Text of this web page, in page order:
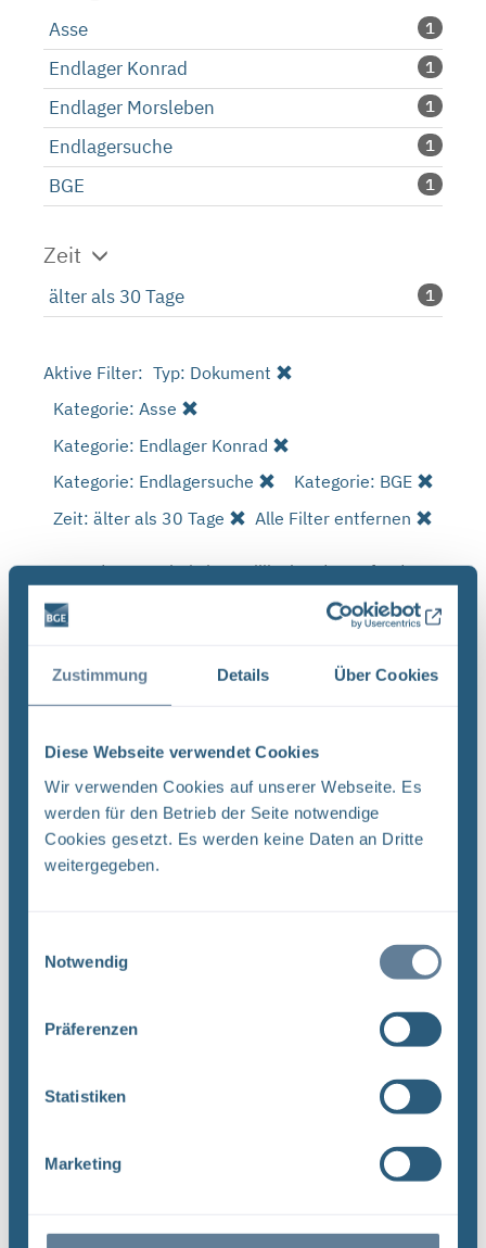
Zustimmung Details Über Cookies
Diese Webseite verwendet Cookies
Wir verwenden Cookies auf unserer Webseite. Es
werden für den Betrieb der Seite notwendige
Cookies gesetzt. Es werden keine Daten an Dritte
weitergegeben.
Notwendig
Präferenzen
Statistiken
Marketing
Asse 1
Endlager Konrad 1
Endlager Morsleben 1
Endlagersuche 1
BGE 1
Zeit
älter als 30 Tage 1
Aktive Filter: Typ: Dokument
Kategorie: Asse
Kategorie: Endlager Konrad
Kategorie: Endlagersuche
Kategorie: BGE
Zeit: älter als 30 Tage
Alle Filter entfernen
Es wurde 1 Ergebnis in 1 Millisekunden gefunden.
1
Forschungs- und Entwicklungsstrategie der
BGE (PDF)
Strategie erhalten Sie einen Einblick in das
Dateityp: PDF | Dokumentenstand vom:
1
Sortieren nach